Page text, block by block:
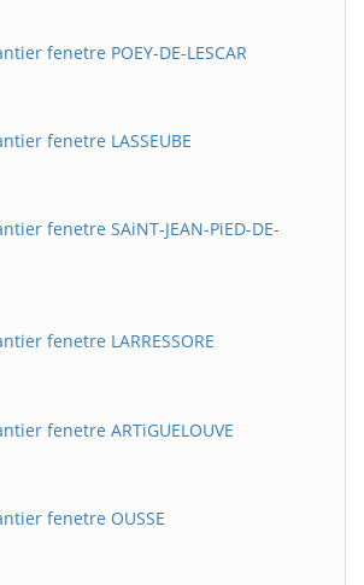
fenetre POEY-DE-LESCAR
fenetre LASSEUBE
fenetre SAiNT-JEAN-PiED-DE-
fenetre LARRESSORE
fenetre ARTiGUELOUVE
fenetre OUSSE